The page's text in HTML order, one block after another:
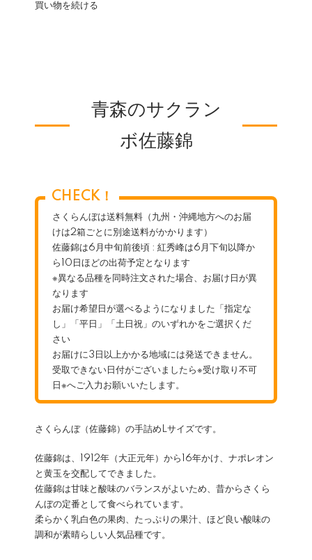
買い物を続ける
青森のサクラン
ボ佐藤錦
CHECK！
さくらんぼは送料無料（九州・沖縄地方へのお届
けは2箱ごとに別途送料がかかります）
佐藤錦は6月中旬前後頃 : 紅秀峰は6月下旬以降か
ら10日ほどの出荷予定となります
※異なる品種を同時注文された場合、お届け日が異
なります
お届け希望日が選べるようになりました「指定な
し」「平日」「土日祝」のいずれかをご選択くだ
さい
お届けに3日以上かかる地域には発送できません。
受取できない日付がございましたら※受け取り不可
日※へご入力お願いいたします。
さくらんぼ（佐藤錦）の手詰めLサイズです。
佐藤錦は、1912年（大正元年）から16年かけ、ナポレオン
と黄玉を交配してできました。
佐藤錦は甘味と酸味のバランスがよいため、昔からさくら
んぼの定番として食べられています。
柔らかく乳白色の果肉、たっぷりの果汁、ほど良い酸味の
調和が素晴らしい人気品種です。